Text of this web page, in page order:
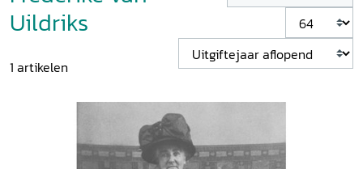
Uildriks
1 artikelen